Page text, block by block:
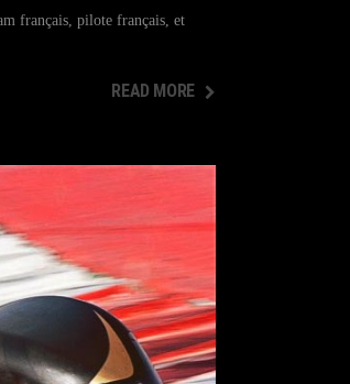
français, pilote français, et
READ MORE